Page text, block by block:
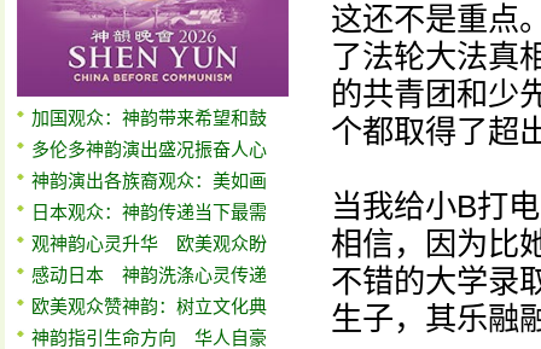
加国观众：神韵带来希望和鼓
多伦多神韵演出盛况振奋人心
神韵演出各族裔观众：美如画
日本观众：神韵传递当下最需
观神韵心灵升华 欧美观众盼
感动日本 神韵洗涤心灵传递
欧美观众赞神韵：树立文化典
神韵指引生命方向 华人自豪
这还不是重点
了法轮大法真
的共青团和少
个都取得了超
当我给小B打
相信，因为比
不错的大学录
生子，其乐融